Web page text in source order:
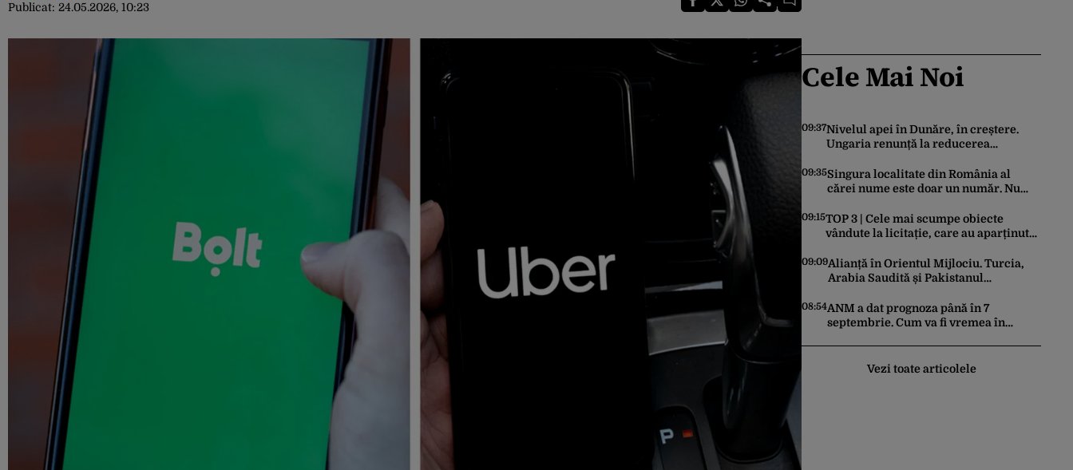
Publicat: 24.05.2026, 10:23
Cele Mai Noi
09:37Nivelul apei în Dunăre, în creștere.
Ungaria renunță la reducerea
09:35Singura localitate din România al
cărei nume este doar un număr. Nu
cunoscută în lumea întreagă
09:15TOP 3 | Cele mai scumpe obiecte
vândute la licitație, care au aparținut
09:09Alianță în Orientul Mijlociu. Turcia,
Arabia Saudită și Pakistanul
apărare
08:54ANM a dat prognoza până în 7
septembrie. Cum va fi vremea în
Vezi toate articolele